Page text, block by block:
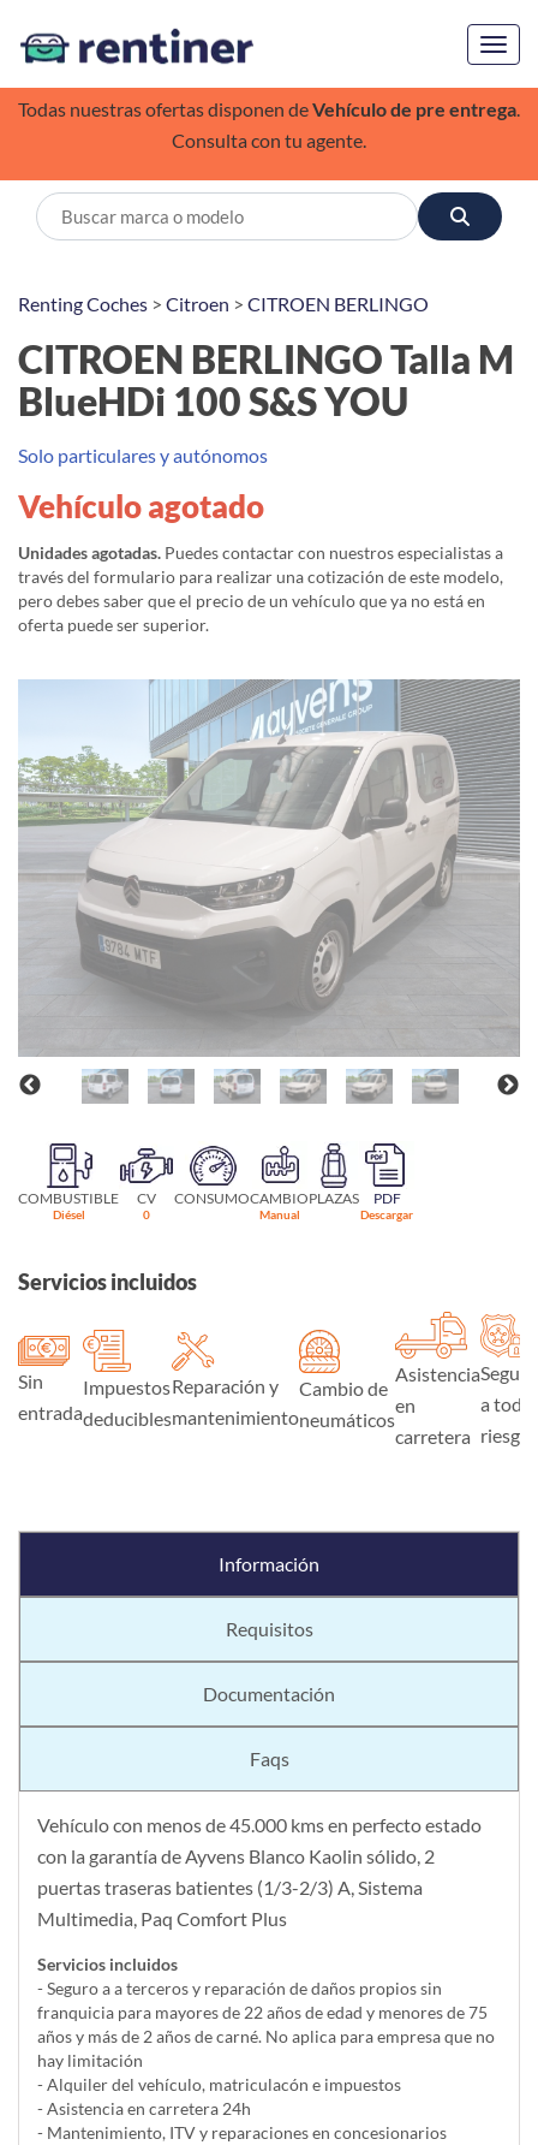
Todas nuestras ofertas disponen deVehículo de pre entrega.
Consulta con tu agente.
Renting Coches > Citroen > CITROEN BERLINGO
CITROEN BERLINGO Talla M
BlueHDi 100 S&S YOU
Solo particulares y autónomos
Vehículo agotado
Unidades agotadas. Puedes contactar con nuestros especialistas a
través del formulario para realizar una cotización de este modelo,
pero debes saber que el precio de un vehículo que ya no está en
oferta puede ser superior.
COMBUSTIBLE
Diésel
CV
0
CONSUMOCAMBIO
Manual
PLAZAS PDF
Descargar
Servicios incluidos
Sin
entrada
Impuestos
deducibles
Reparación y
mantenimiento
Cambio de
neumáticos
Asistencia
en
carretera
Seguro
a todo
riesgo
Información
Requisitos
Documentación
Faqs
Vehículo con menos de 45.000 kms en perfecto estado
con la garantía de Ayvens Blanco Kaolin sólido, 2
puertas traseras batientes (1/3-2/3) A, Sistema
Multimedia, Paq Comfort Plus
Servicios incluidos
- Seguro a a terceros y reparación de daños propios sin
franquicia para mayores de 22 años de edad y menores de 75
años y más de 2 años de carné. No aplica para empresa que no
hay limitación
- Alquiler del vehí­culo, matriculacón e impuestos
- Asistencia en carretera 24h
- Mantenimiento, ITV y reparaciones en concesionarios